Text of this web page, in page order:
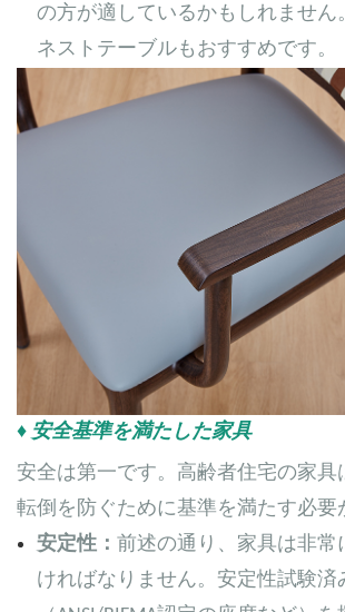
の方が適しているかもしれません
ネストテーブルもおすすめです。
♦ 安全基準を満たした家具
安全は第一です。高齢者住宅の家具
転倒を防ぐために基準を満たす必要
安定性： 前述の通り、家具は非常
ければなりません。安定性試験済